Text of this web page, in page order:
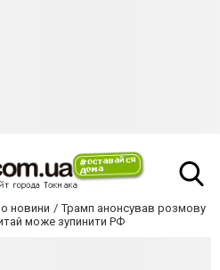
новини
Трамп анонсував розмову
може зупинити РФ